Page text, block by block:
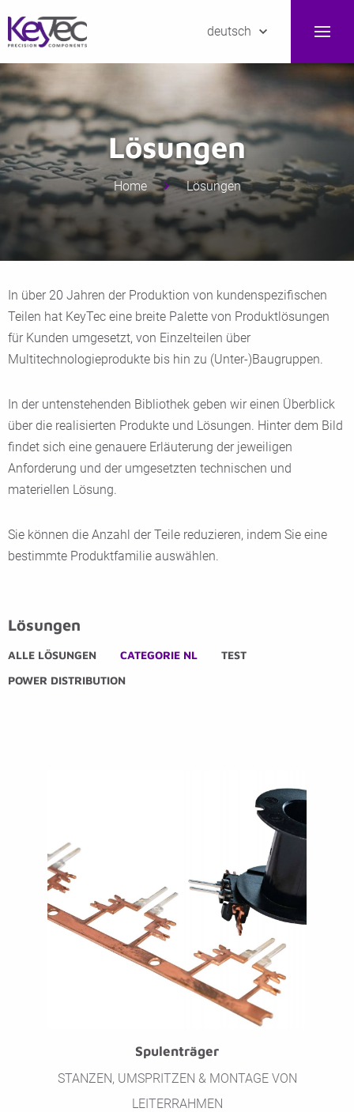
deutsch
Lösungen
Home Lösungen
In über 20 Jahren der Produktion von kundenspezifischen
Teilen hat KeyTec eine breite Palette von Produktlösungen
für Kunden umgesetzt, von Einzelteilen über
Multitechnologieprodukte bis hin zu (Unter-)Baugruppen.
In der untenstehenden Bibliothek geben wir einen Überblick
über die realisierten Produkte und Lösungen. Hinter dem Bild
findet sich eine genauere Erläuterung der jeweiligen
Anforderung und der umgesetzten technischen und
materiellen Lösung.
Sie können die Anzahl der Teile reduzieren, indem Sie eine
bestimmte Produktfamilie auswählen.
Lösungen
ALLE LÖSUNGEN CATEGORIE NL
TEST
POWER DISTRIBUTION
Spulenträger
STANZEN, UMSPRITZEN & MONTAGE VON
LEITERRAHMEN